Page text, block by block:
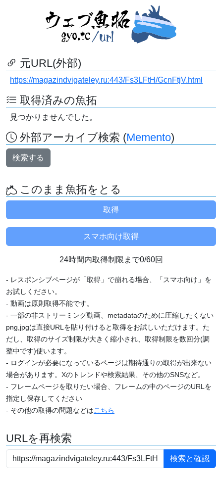
元URL(外部)
https://magazindvigateley.ru:443/Fs3LFtH/GcnFtjV.html
取得済みの魚拓
見つかりませんでした。
外部アーカイブ検索 (Memento)
検索する
このまま魚拓をとる
24時間内取得制限まで0/60回
- レスポンシブページが「取得」で崩れる場合、「スマホ向け」を
お試しください。
- 動画は原則取得不能です。
- 一部の非ストリーミング動画、metadataのために圧縮したくない
png,jpgは直接URLを貼り付けると取得をお試しいただけます。た
だし、取得のサイズ制限が大きく縮小され、取得制限を数回分(調
整中です)使います。
- ログインが必要になっているページは期待通りの取得が出来ない
場合があります。Xのトレンドや検索結果、その他のSNSなど。
- フレームページを取りたい場合、フレームの中のページのURLを
指定し保存してください
- その他の取得の問題などはこちら
URLを再検索